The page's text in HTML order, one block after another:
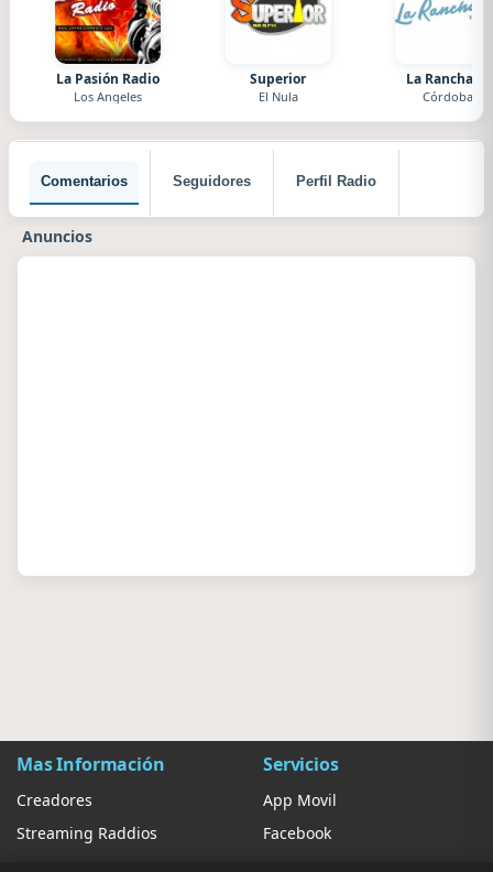
La Pasión Radio
Los Angeles
Superior
El Nula
La Ranchada
Córdoba
Comentarios Seguidores Perfil Radio
Anuncios
Mas Información
Creadores
Streaming Raddios
Servicios
App Movil
Facebook